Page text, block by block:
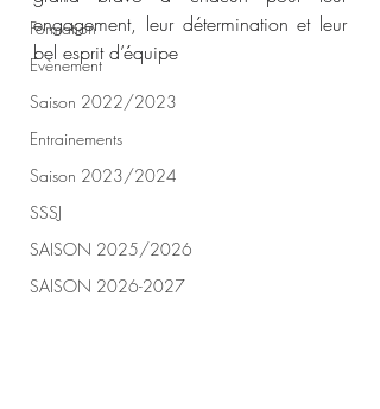
Formation
Evènement
Saison 2022/2023
Entrainements
Saison 2023/2024
SSSJ
SAISON 2025/2026
SAISON 2026-2027
engagement, leur détermination et leur
bel esprit d’équipe